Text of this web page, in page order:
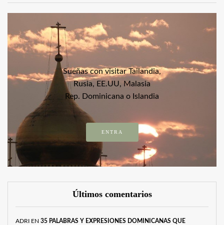
Sueñas con visitar Tailandia,
Rusia, EE.UU, Malasia
Rep. Dominicana o Islandia
ENTRA
Últimos comentarios
ADRI EN 35 PALABRAS Y EXPRESIONES DOMINICANAS QUE